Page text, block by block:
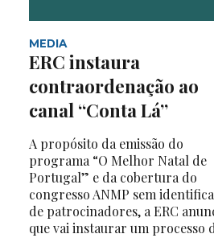
MEDIA
ERC instaura
contraordenação ao
canal “Conta Lá”
A propósito da emissão do
programa “O Melhor Natal de
Portugal” e da cobertura do
congresso ANMP sem
de patrocinadores, a ERC
que vai instaurar um processo